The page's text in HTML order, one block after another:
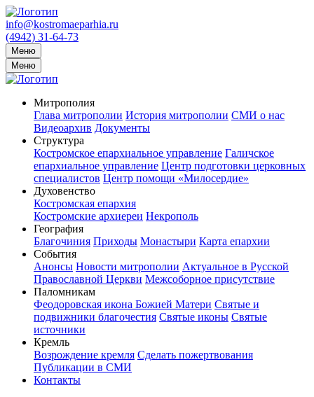
info@kostromaeparhia.ru
(4942) 31-64-73
Меню
Меню
Митрополия
Глава митрополии История митрополии СМИ о нас
Видеоархив Документы
Структура
Костромское епархиальное управление Галичское
епархиальное управление Центр подготовки церковных
специалистов Центр помощи «Милосердие»
Духовенство
Костромская епархия
Костромские архиереи Некрополь
География
Благочиния Приходы Монастыри Карта епархии
События
Анонсы Новости митрополии Актуальное в Русской
Православной Церкви Межсоборное присутствие
Паломникам
Феодоровская икона Божией Матери Святые и
подвижники благочестия Святые иконы Святые
источники
Кремль
Возрождение кремля Сделать пожертвования
Публикации в СМИ
Контакты